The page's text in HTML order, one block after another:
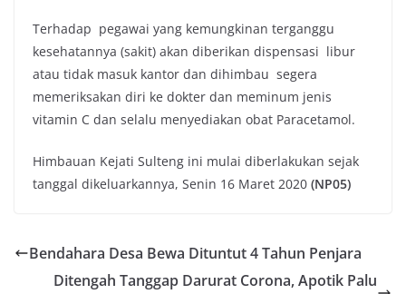
Terhadap pegawai yang kemungkinan terganggu
kesehatannya (sakit) akan diberikan dispensasi libur
atau tidak masuk kantor dan dihimbau segera
memeriksakan diri ke dokter dan meminum jenis
vitamin C dan selalu menyediakan obat Paracetamol.
Himbauan Kejati Sulteng ini mulai diberlakukan sejak
tanggal dikeluarkannya, Senin 16 Maret 2020 (NP05)
Bendahara Desa Bewa Dituntut 4 Tahun Penjara
Ditengah Tanggap Darurat Corona, Apotik Palu